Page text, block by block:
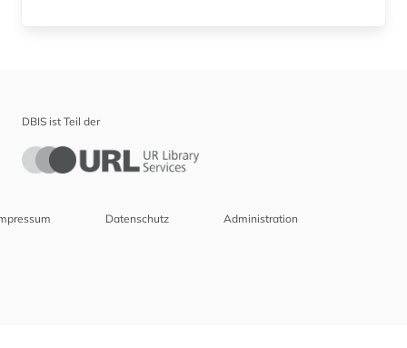
DBIS ist Teil der
Datenschutz Administration